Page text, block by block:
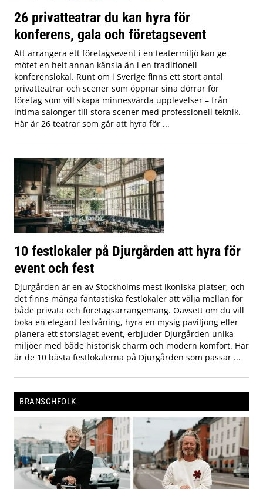
26 privatteatrar du kan hyra för
konferens, gala och företagsevent
Att arrangera ett företagsevent i en teatermiljö kan ge
mötet en helt annan känsla än i en traditionell
konferenslokal. Runt om i Sverige finns ett stort antal
privatteatrar och scener som öppnar sina dörrar för
företag som vill skapa minnesvärda upplevelser – från
intima salonger till stora scener med professionell teknik.
Här är 26 teatrar som går att hyra för ...
10 festlokaler på Djurgården att hyra för
event och fest
Djurgården är en av Stockholms mest ikoniska platser, och
det finns många fantastiska festlokaler att välja mellan för
både privata och företagsarrangemang. Oavsett om du vill
boka en elegant festvåning, hyra en mysig paviljong eller
planera ett storslaget event, erbjuder Djurgården unika
miljöer med både historisk charm och modern komfort. Här
är de 10 bästa festlokalerna på Djurgården som passar ...
BRANSCHFOLK